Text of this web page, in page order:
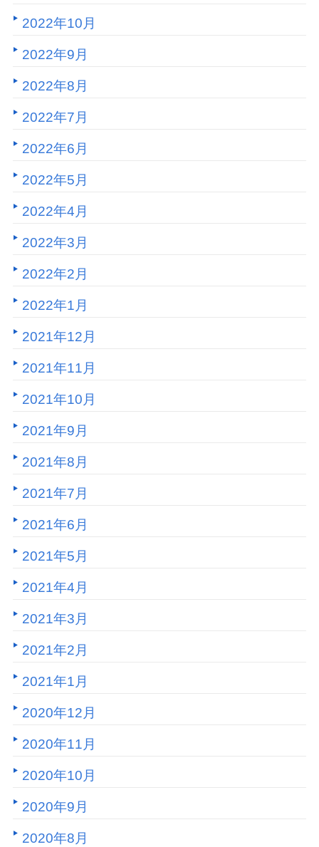
2022年10月
2022年9月
2022年8月
2022年7月
2022年6月
2022年5月
2022年4月
2022年3月
2022年2月
2022年1月
2021年12月
2021年11月
2021年10月
2021年9月
2021年8月
2021年7月
2021年6月
2021年5月
2021年4月
2021年3月
2021年2月
2021年1月
2020年12月
2020年11月
2020年10月
2020年9月
2020年8月